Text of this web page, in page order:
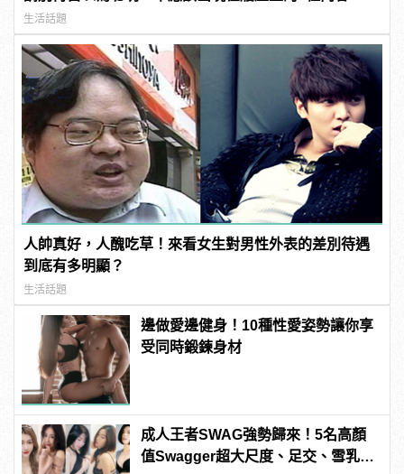
生活話題
人帥真好，人醜吃草！來看女生對男性外表的差別待遇
到底有多明顯？
生活話題
邊做愛邊健身！10種性愛姿勢讓你享
受同時鍛鍊身材
成人王者SWAG強勢歸來！5名高顏
值Swagger超大尺度、足交、雪乳、